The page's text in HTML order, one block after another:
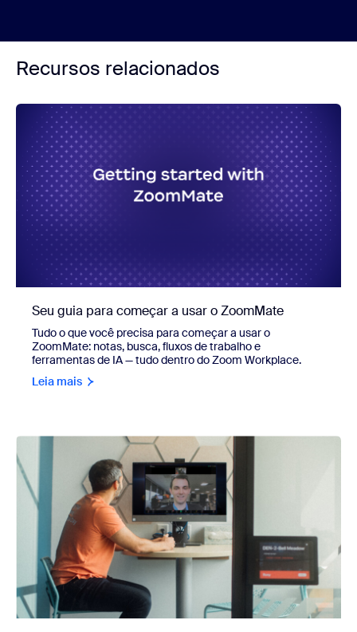
Recursos relacionados
Seu guia para começar a usar o ZoomMate
Tudo o que você precisa para começar a usar o
ZoomMate: notas, busca, fluxos de trabalho e
ferramentas de IA — tudo dentro do Zoom Workplace.
Leia mais